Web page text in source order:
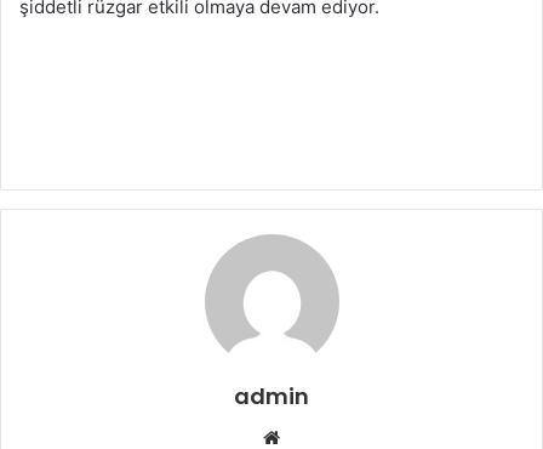
şiddetli rüzgar etkili olmaya devam ediyor.
admin
Web